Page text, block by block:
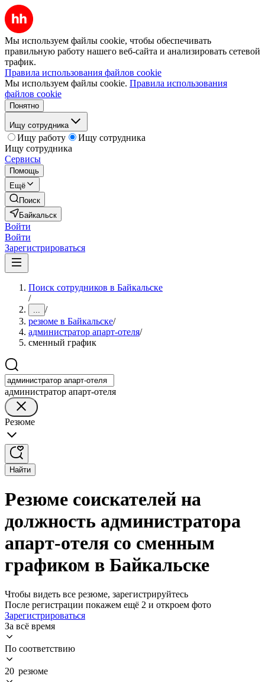
Мы используем файлы cookie, чтобы обеспечивать
правильную работу нашего веб-сайта и анализировать сетевой
трафик.
Правила использования файлов cookie
Мы используем файлы cookie. Правила использования
файлов cookie
Понятно
Ищу сотрудника
Ищу работу
Ищу сотрудника
Ищу сотрудника
Сервисы
Помощь
Ещё
Поиск
Байкальск
Войти
Войти
Зарегистрироваться
Поиск сотрудников в Байкальске
/
... /
резюме в Байкальске/
администратор апарт-отеля/
сменный график
администратор апарт-отеля
Резюме
Найти
Резюме соискателей на
должность администратора
апарт-отеля со сменным
графиком в Байкальске
Чтобы видеть все резюме, зарегистрируйтесь
После регистрации покажем ещё 2 и откроем фото
Зарегистрироваться
За всё время
По соответствию
20 резюме